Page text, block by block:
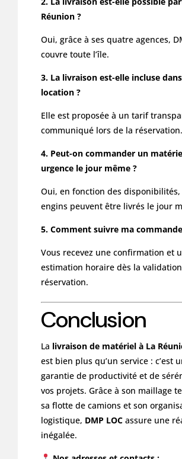
Réunion ?
Oui, grâce à ses quatre agences,
couvre toute l’île.
3. La livraison est-elle incluse
location ?
Elle est proposée à un tarif
communiqué lors de la réservation.
4. Peut-on commander un
urgence le jour même ?
Oui, en fonction des
engins peuvent être livrés le jour
5. Comment suivre ma
Vous recevez une confirmation et
estimation horaire dès la
réservation.
Conclusion
La livraison de matériel à La
est bien plus qu’un service : c’est
garantie de productivité et de
vos projets. Grâce à son maillage
sa flotte de camions et son
logistique, DMP LOCassure une
inégalée.